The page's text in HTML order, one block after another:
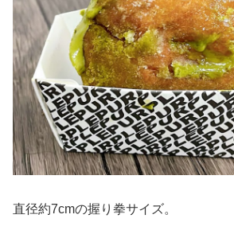
直径約7cmの握り拳サイズ。